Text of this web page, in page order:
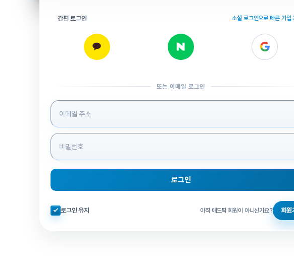
간편 로그인 소셜 로그인으로 빠른 가입
또는 이메일 로그인
로그인 정보 입력
로그인
자동로그인 체크
로그인 유지 아직 애드픽 회원이 아니신가요? 회원